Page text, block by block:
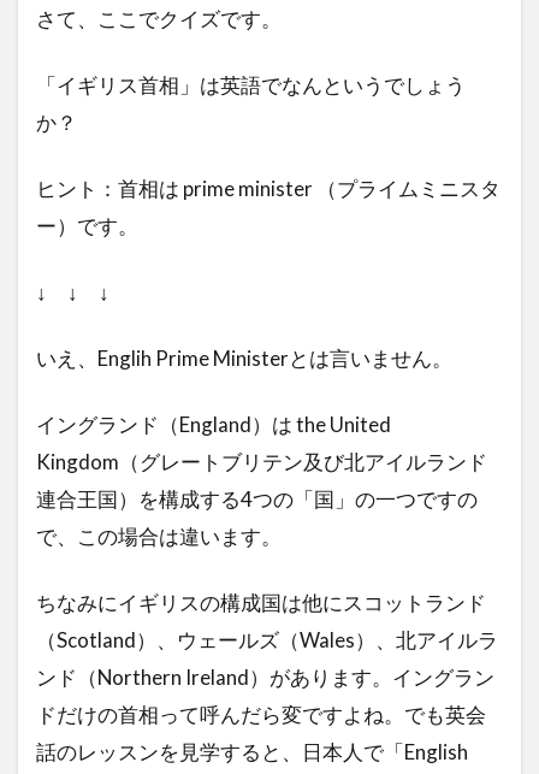
さて、ここでクイズです。
「イギリス首相」は英語でなんというでしょう
か？
ヒント：首相は prime minister （プライムミニスタ
ー）です。
↓ ↓ ↓
いえ、Englih Prime Ministerとは言いません。
イングランド（England）は the United
Kingdom（グレートブリテン及び北アイルランド
連合王国）を構成する4つの「国」の一つですの
で、この場合は違います。
ちなみにイギリスの構成国は他にスコットランド
（Scotland）、ウェールズ（Wales）、北アイルラ
ンド（Northern Ireland）があります。イングラン
ドだけの首相って呼んだら変ですよね。でも英会
話のレッスンを見学すると、日本人で「English